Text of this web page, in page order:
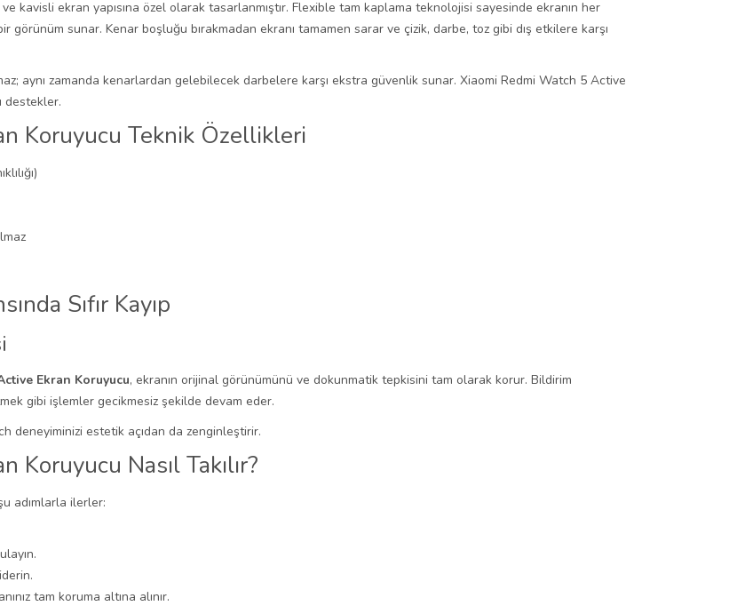
kavisli ekran yapısına özel olarak tasarlanmıştır. Flexible tam kaplama teknolojisi sayesinde ekranın her
görünüm sunar. Kenar boşluğu bırakmadan ekranı tamamen sarar ve çizik, darbe, toz gibi dış etkilere karşı
aynı zamanda kenarlardan gelebilecek darbelere karşı ekstra güvenlik sunar. Xiaomi Redmi Watch 5 Active
destekler.
Koruyucu Teknik Özellikleri
Sıfır Kayıp
Ekran Koruyucu, ekranın orijinal görünümünü ve dokunmatik tepkisini tam olarak korur. Bildirim
gibi işlemler gecikmesiz şekilde devam eder.
deneyiminizi estetik açıdan da zenginleştirir.
Nasıl Takılır?
adımlarla ilerler:
tam koruma altına alınır.